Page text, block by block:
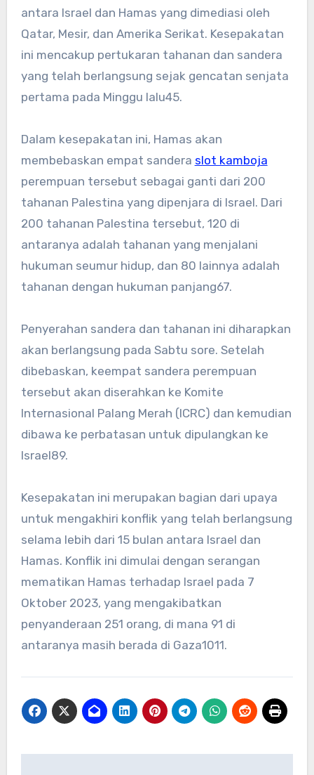
antara Israel dan Hamas yang dimediasi oleh
Qatar, Mesir, dan Amerika Serikat. Kesepakatan
ini mencakup pertukaran tahanan dan sandera
yang telah berlangsung sejak gencatan senjata
pertama pada Minggu lalu45.
Dalam kesepakatan ini, Hamas akan
membebaskan empat sandera slot kamboja
perempuan tersebut sebagai ganti dari 200
tahanan Palestina yang dipenjara di Israel. Dari
200 tahanan Palestina tersebut, 120 di
antaranya adalah tahanan yang menjalani
hukuman seumur hidup, dan 80 lainnya adalah
tahanan dengan hukuman panjang67.
Penyerahan sandera dan tahanan ini diharapkan
akan berlangsung pada Sabtu sore. Setelah
dibebaskan, keempat sandera perempuan
tersebut akan diserahkan ke Komite
Internasional Palang Merah (ICRC) dan kemudian
dibawa ke perbatasan untuk dipulangkan ke
Israel89.
Kesepakatan ini merupakan bagian dari upaya
untuk mengakhiri konflik yang telah berlangsung
selama lebih dari 15 bulan antara Israel dan
Hamas. Konflik ini dimulai dengan serangan
mematikan Hamas terhadap Israel pada 7
Oktober 2023, yang mengakibatkan
penyanderaan 251 orang, di mana 91 di
antaranya masih berada di Gaza1011.